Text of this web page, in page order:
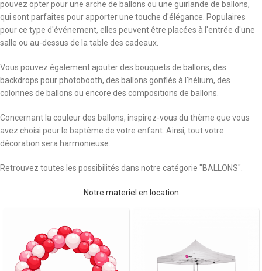
pouvez opter pour une arche de ballons ou une guirlande de ballons,
qui sont parfaites pour apporter une touche d'élégance. Populaires
pour ce type d'événement, elles peuvent être placées à l'entrée d'une
salle ou au-dessus de la table des cadeaux.
Vous pouvez également ajouter des bouquets de ballons, des
backdrops pour photobooth, des ballons gonflés à l'hélium, des
colonnes de ballons ou encore des compositions de ballons.
Concernant la couleur des ballons, inspirez-vous du thème que vous
avez choisi pour le baptême de votre enfant. Ainsi, tout votre
décoration sera harmonieuse.
Retrouvez toutes les possibilités dans notre catégorie "BALLONS".
Notre materiel en location